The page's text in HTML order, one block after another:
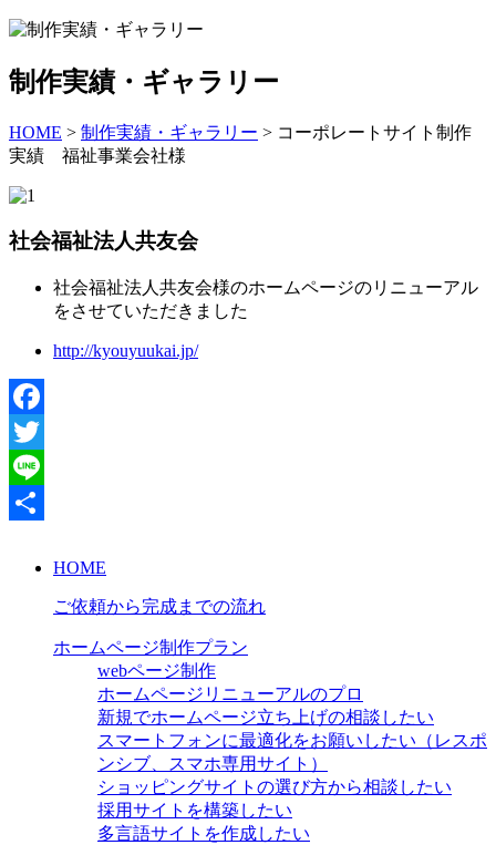
制作実績・ギャラリー
HOME > 制作実績・ギャラリー > コーポレートサイト制作
実績 福祉事業会社様
社会福祉法人共友会
社会福祉法人共友会様のホームページのリニューアル
をさせていただきました
http://kyouyuukai.jp/
Facebook
Twitter
Line
HOME
ご依頼から完成までの流れ
ホームページ制作プラン
webページ制作
ホームページリニューアルのプロ
新規でホームページ立ち上げの相談したい
スマートフォンに最適化をお願いしたい（レスポ
ンシブ、スマホ専用サイト）
ショッピングサイトの選び方から相談したい
採用サイトを構築したい
多言語サイトを作成したい